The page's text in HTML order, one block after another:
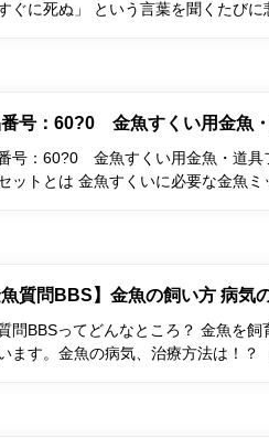
ぐに死ぬ」 という言葉を聞くたび
号：60?0 金魚すくい用金魚
号：60?0 金魚すくい用金魚・道具
ットとは 金魚すくいに必要な金魚
魚質問BBS】金魚の飼い方 病気
問BBSってどんなところ？ 金魚を
ます。金魚の病気、治療方法は！